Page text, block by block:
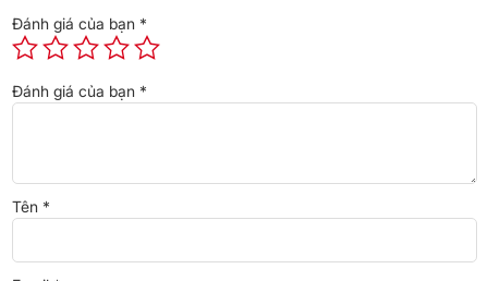
nghệ Panorama
đều khắp mọi vị trí bên trong tủ, giúp làm lạnh thực phẩm nhanh
Đánh giá của bạn *
Đánh giá của bạn *
Tên *